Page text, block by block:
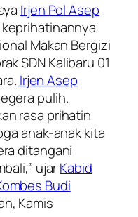
Irjen Pol Asep
Makan Bergizi
SDN Kalibaru 01
Irjen Asep
pulih.
rasa prihatin
anak-anak kita
ditangani
ujarKabid
Budi
Kamis